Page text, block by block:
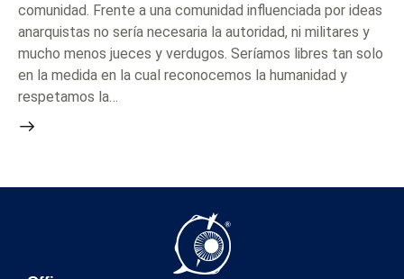
comunidad. Frente a una comunidad influenciada por ideas
anarquistas no sería necesaria la autoridad, ni militares y
mucho menos jueces y verdugos. Seríamos libres tan solo
en la medida en la cual reconocemos la humanidad y
respetamos la…